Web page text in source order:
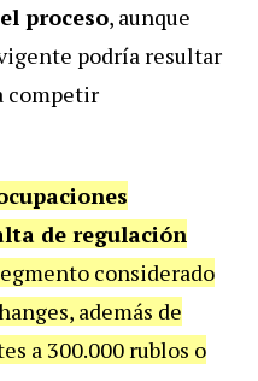
proceso, aunque
podría resultar
competir
de regulación
considerado
además de
a 300.000 rublos o